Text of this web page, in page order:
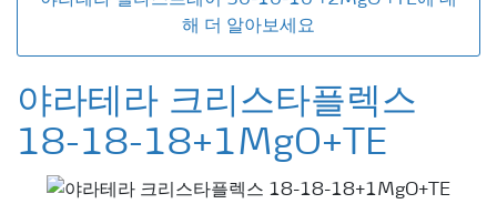
해 더 알아보세요
야라테라 크리스타플렉스
18-18-18+1MgO+TE